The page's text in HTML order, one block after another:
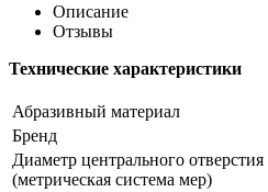
Описание
Отзывы
Технические характеристики
Абразивный материал
Бренд
Диаметр центрального отверстия
(метрическая система мер)